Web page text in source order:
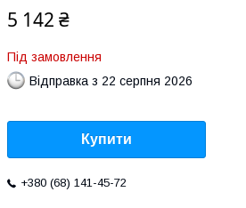
5 142 ₴
Під замовлення
Відправка з 22 серпня 2026
Купити
+380 (68) 141-45-72